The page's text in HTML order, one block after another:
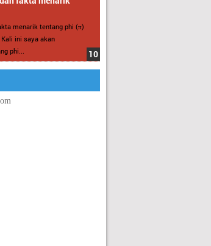
menarik tentang phi (π)
ini saya akan
phi...